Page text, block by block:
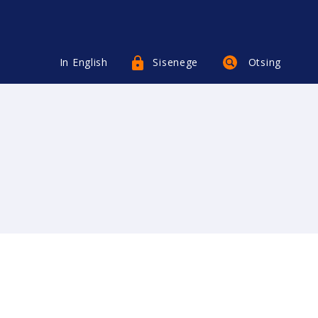
In English Sisenege Otsing